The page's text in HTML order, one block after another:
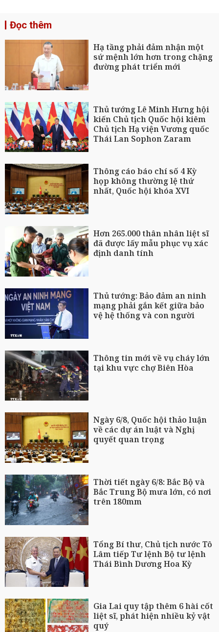
Đọc thêm
Hạ tầng phải đảm nhận một
sứ mệnh lớn hơn trong chặng
đường phát triển mới
Thủ tướng Lê Minh Hưng hội
kiến Chủ tịch Quốc hội kiêm
Chủ tịch Hạ viện Vương quốc
Thái Lan Sophon Zaram
Thông cáo báo chí số 4 Kỳ
họp không thường lệ thứ
nhất, Quốc hội khóa XVI
Hơn 265.000 thân nhân liệt sĩ
đã được lấy mẫu phục vụ xác
định danh tính
Thủ tướng: Bảo đảm an ninh
mạng phải gắn kết giữa bảo
vệ hệ thống và con người
Thông tin mới về vụ cháy lớn
tại khu vực chợ Biên Hòa
Ngày 6/8, Quốc hội thảo luận
về các dự án luật và Nghị
quyết quan trọng
Thời tiết ngày 6/8: Bắc Bộ và
Bắc Trung Bộ mưa lớn, có nơi
trên 180mm
Tổng Bí thư, Chủ tịch nước Tô
Lâm tiếp Tư lệnh Bộ tư lệnh
Thái Bình Dương Hoa Kỳ
Gia Lai quy tập thêm 6 hài cốt
liệt sĩ, phát hiện nhiều kỷ vật
quý